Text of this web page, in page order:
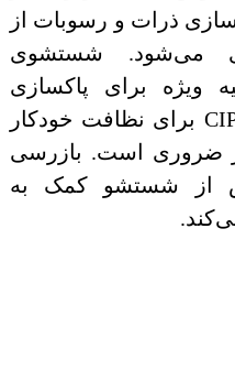
ذرات و رسوبات از
می‌شود. شستشوی
ویژه برای پاکسازی
عمیق‌تر و شستشوی CIP برای نظافت خودکار
ضروری است. بازرسی
از شستشو کمک به